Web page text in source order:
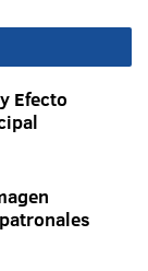
Efecto